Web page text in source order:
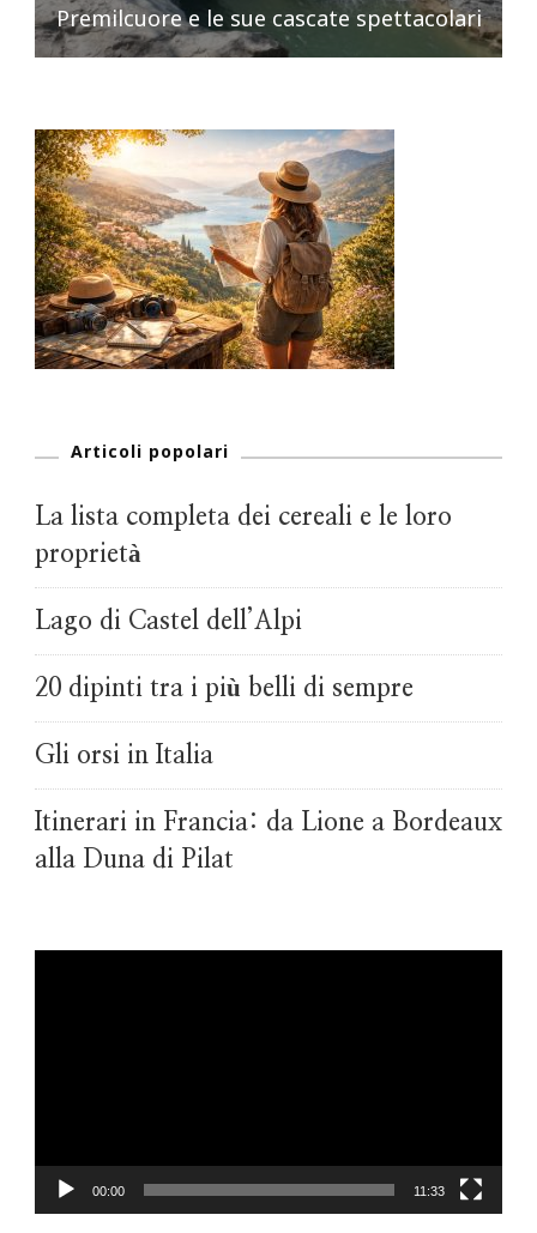
Premilcuore e le sue cascate spettacolari
Articoli popolari
La lista completa dei cereali e le loro
proprietà
Lago di Castel dell’Alpi
20 dipinti tra i più belli di sempre
Gli orsi in Italia
Itinerari in Francia: da Lione a Bordeaux
alla Duna di Pilat
00:00 11:33